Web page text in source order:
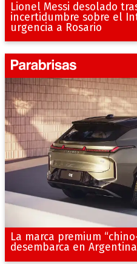
Lionel Messi desolado
incertidumbre sobre el
urgencia a Rosario
La marca premium
desembarca en Argentina